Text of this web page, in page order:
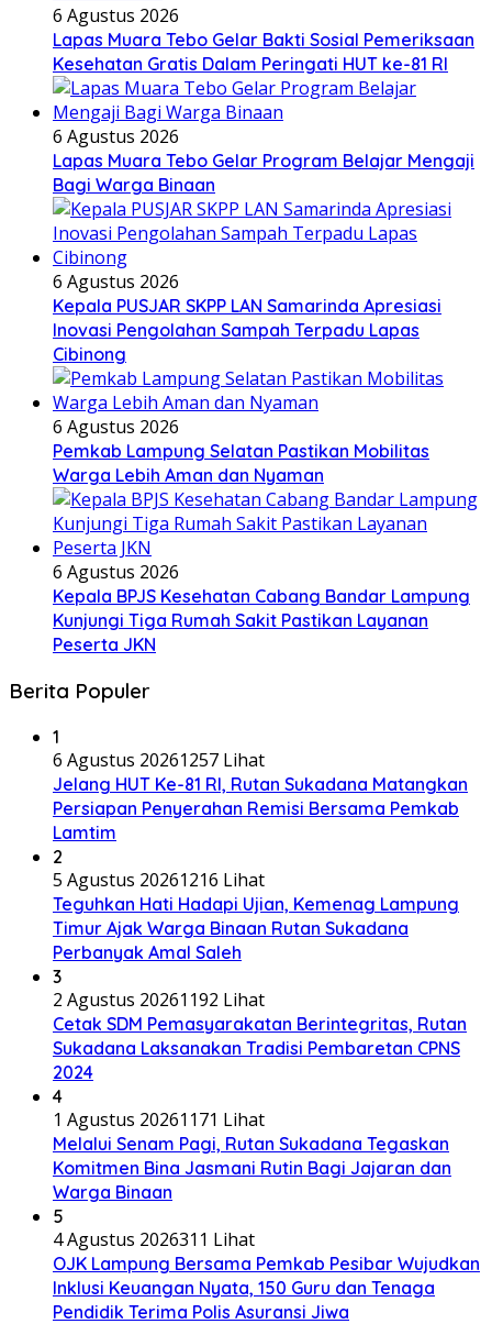
6 Agustus 2026
Lapas Muara Tebo Gelar Bakti Sosial Pemeriksaan
Kesehatan Gratis Dalam Peringati HUT ke-81 RI
6 Agustus 2026
Lapas Muara Tebo Gelar Program Belajar Mengaji
Bagi Warga Binaan
6 Agustus 2026
Kepala PUSJAR SKPP LAN Samarinda Apresiasi
Inovasi Pengolahan Sampah Terpadu Lapas
Cibinong
6 Agustus 2026
Pemkab Lampung Selatan Pastikan Mobilitas
Warga Lebih Aman dan Nyaman
6 Agustus 2026
Kepala BPJS Kesehatan Cabang Bandar Lampung
Kunjungi Tiga Rumah Sakit Pastikan Layanan
Peserta JKN
Berita Populer
1
6 Agustus 20261257 Lihat
Jelang HUT Ke-81 RI, Rutan Sukadana Matangkan
Persiapan Penyerahan Remisi Bersama Pemkab
Lamtim
2
5 Agustus 20261216 Lihat
Teguhkan Hati Hadapi Ujian, Kemenag Lampung
Timur Ajak Warga Binaan Rutan Sukadana
Perbanyak Amal Saleh
3
2 Agustus 20261192 Lihat
Cetak SDM Pemasyarakatan Berintegritas, Rutan
Sukadana Laksanakan Tradisi Pembaretan CPNS
2024
4
1 Agustus 20261171 Lihat
Melalui Senam Pagi, Rutan Sukadana Tegaskan
Komitmen Bina Jasmani Rutin Bagi Jajaran dan
Warga Binaan
5
4 Agustus 2026311 Lihat
OJK Lampung Bersama Pemkab Pesibar Wujudkan
Inklusi Keuangan Nyata, 150 Guru dan Tenaga
Pendidik Terima Polis Asuransi Jiwa